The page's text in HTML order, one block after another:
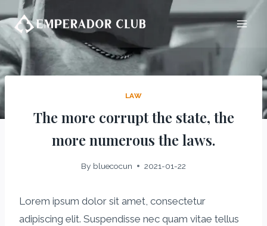
LAW
The more corrupt the state, the
more numerous the laws.
By bluecocun 2021-01-22
Lorem ipsum dolor sit amet, consectetur
adipiscing elit. Suspendisse nec quam vitae tellus